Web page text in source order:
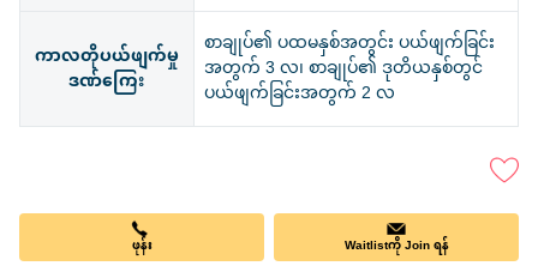
ကာလတိုပယ်ဖျက်မှု
ဒဏ်ကြေး
စာချုပ်၏ ပထမနှစ်အတွင်း ပယ်ဖျက်ခြင်း
အတွက် 3 လ၊ စာချုပ်၏ ဒုတိယနှစ်တွင်
ပယ်ဖျက်ခြင်းအတွက် 2 လ
ဖုန်း Waitlistကို Join ရန်